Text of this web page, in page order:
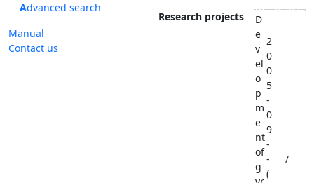
Advanced search
Manual
Contact us
Research projects
D
e
v
el
o
p
m
e
nt
of
g
2
0
0
5
-
0
9
-
-
(
/